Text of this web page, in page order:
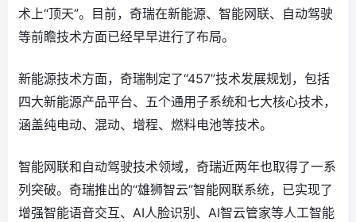
术上“顶天”。目前，奇瑞在新能源、智能网联、自动驾驶
等前瞻技术方面已经早早进行了布局。
新能源技术方面，奇瑞制定了“457”技术发展规划，包括
四大新能源产品平台、五个通用子系统和七大核心技术，
涵盖纯电动、混动、增程、燃料电池等技术。
智能网联和自动驾驶技术领域，奇瑞近两年也取得了一系
列突破。奇瑞推出的“雄狮智云”智能网联系统，已实现了
增强智能语音交互、AI人脸识别、AI智云管家等人工智能